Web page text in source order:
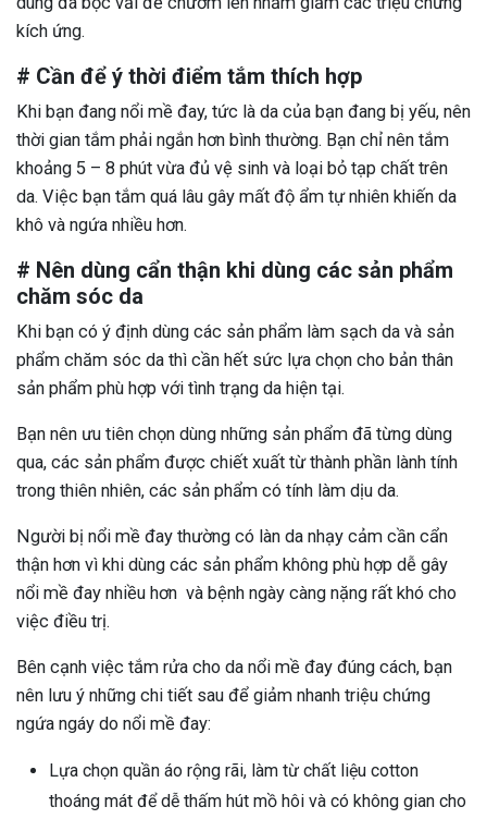
kích ứng.
# Cần để ý thời điểm tắm thích hợp
Khi bạn đang nổi mề đay, tức là da của bạn đang bị yếu, nên
thời gian tắm phải ngắn hơn bình thường. Bạn chỉ nên tắm
khoảng 5 – 8 phút vừa đủ vệ sinh và loại bỏ tạp chất trên
da. Việc bạn tắm quá lâu gây mất độ ẩm tự nhiên khiến da
khô và ngứa nhiều hơn.
# Nên dùng cẩn thận khi dùng các sản phẩm
chăm sóc da
Khi bạn có ý định dùng các sản phẩm làm sạch da và sản
phẩm chăm sóc da thì cần hết sức lựa chọn cho bản thân
sản phẩm phù hợp với tình trạng da hiện tại.
Bạn nên ưu tiên chọn dùng những sản phẩm đã từng dùng
qua, các sản phẩm được chiết xuất từ thành phần lành tính
trong thiên nhiên, các sản phẩm có tính làm dịu da.
Người bị nổi mề đay thường có làn da nhạy cảm cần cẩn
thận hơn vì khi dùng các sản phẩm không phù hợp dễ gây
nổi mề đay nhiều hơn và bệnh ngày càng nặng rất khó cho
việc điều trị.
Bên cạnh việc tắm rửa cho da nổi mề đay đúng cách, bạn
nên lưu ý những chi tiết sau để giảm nhanh triệu chứng
ngứa ngáy do nổi mề đay:
Lựa chọn quần áo rộng rãi, làm từ chất liệu cotton
thoáng mát để dễ thấm hút mồ hôi và có không gian cho